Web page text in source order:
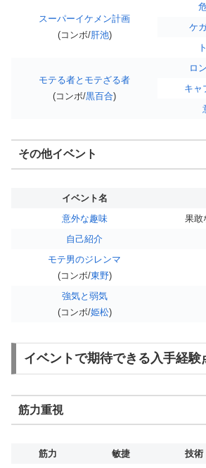
スーパーイケメン計画
(コンボ/肝池)
ケ
モテる者とモテざる者
(コンボ/黒百合)
ロ
キャ
その他イベント
イベント名
意外な趣味
果敢
自己紹介
モテ男のジレンマ
(コンボ/東野)
強気と弱気
(コンボ/姫松)
イベントで期待できる入手経験
筋力重視
筋力 敏捷 技術